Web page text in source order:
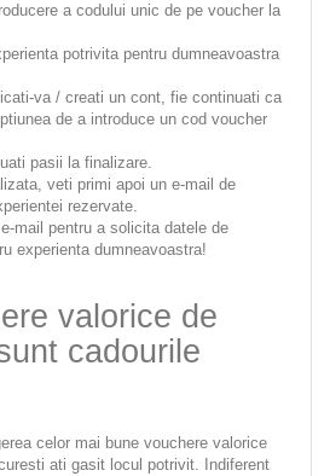
a codului unic de pe voucher la
potrivita pentru dumneavoastra
va / creati un cont, fie continuati ca
de a introduce un cod voucher
pasii la finalizare.
veti primi apoi un e-mail de
rezervate.
mail pentru a solicita datele de
experienta dumneavoastra!
valorice de
cadourile
celor mai bune vouchere valorice
ati gasit locul potrivit. Indiferent